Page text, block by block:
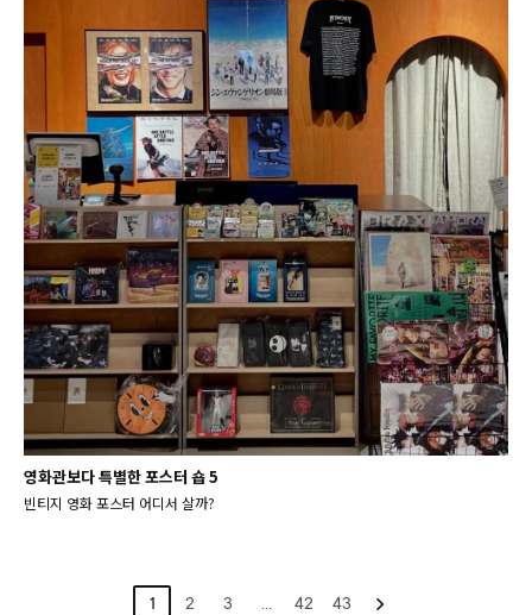
영화관보다 특별한 포스터 숍 5
빈티지 영화 포스터 어디서 살까?
1 2 3 … 42 43